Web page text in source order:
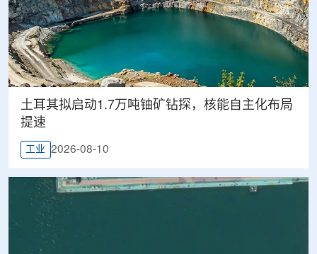
土耳其拟启动1.7万吨铀矿钻探，核能自主化布局
提速
工业 2026-08-10